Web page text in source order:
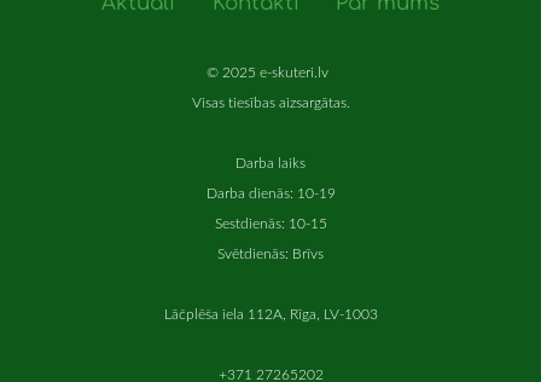
© 2025 e-skuteri.lv
Visas tiesības aizsargātas.
Darba laiks
Darba dienās: 10-19
Sestdienās: 10-15
Svētdienās: Brīvs
Lāčplēša iela 112A, Rīga, LV-1003
+371 27265202